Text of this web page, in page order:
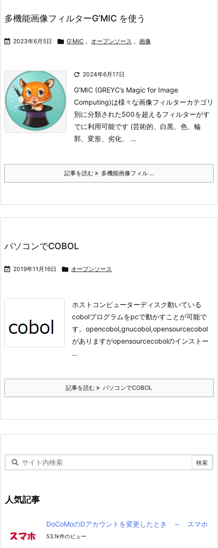
多機能画像フィルターG’MIC を使う
 2023年6月5日  G'MIC , オープンソース , 画像
 2024年6月17日
G’MIC (GREYC’s Magic for Image
Computing)は様々な画像フィルターカテゴリ
別に分類された500を超えるフィルターがす
でに利用可能です (芸術的、白黒、色、輪
郭、変形、劣化、 ...
記事を読む 多機能画像フィル ...
パソコンでCOBOL
 2019年11月16日  オープンソース
ホストコンピューターディスク動いている
cobolプログラムをpcで動かすことが可能で
す。 opencobol,gnucobol,opensourcecobol
がありますがopensourcecobolのインストー
...
記事を読む パソコンでCOBOL
人気記事
DoCoMoのDアカウントを変更したとき ～ スマホ
53.1k件のビュー